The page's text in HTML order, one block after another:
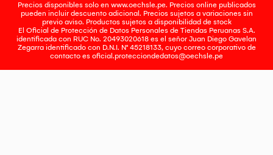
Precios disponibles solo en www.oechsle.pe. Precios online publicados
pueden incluir descuento adicional. Precios sujetos a variaciones sin
previo aviso. Productos sujetos a disponibilidad de stock
El Oficial de Protección de Datos Personales de Tiendas Peruanas S.A.
identificada con RUC No. 20493020618 es el señor Juan Diego Gavelan
Zegarra identificado con D.N.I. N° 45218133, cuyo correo corporativo de
contacto es oficial.protecciondedatos@oechsle.pe